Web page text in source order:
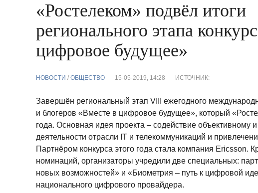
«Ростелеком» подвёл итоги
регионального этапа
цифровое будущее»
НОВОСТИ / ОБЩЕСТВО 15-05-2019, 14:28 ИСТОЧНИК:
Завершён региональный этап VIII ежегодного
и блогеров «Вместе в цифровое будущее», который
года. Основная идея проекта – содействие объективному
деятельности отрасли IT и телекоммуникаций и
Партнёром конкурса этого года стала компания Ericsson.
номинаций, организаторы учредили две специальных:
новых возможностей» и «Биометрия – путь к цифровой
национального цифрового провайдера.